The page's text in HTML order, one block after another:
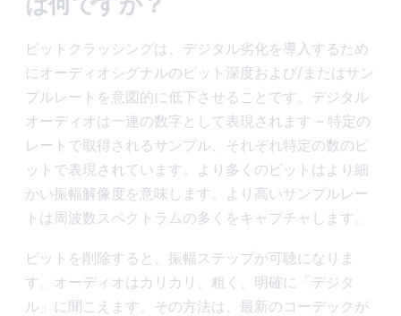
ビットクラッシングは、デジタル劣化を導入するため
にオーディオシグナルのビット深度および/またはサン
プルレートを意図的に低下させることです。デジタル
オーディオは一連の数字として表現されます – 特定の
レートで取得されるサンプル、それぞれ特定の数のビ
ットで表現されています。より多くのビットはより細
かい振幅解像度を意味します。より高いサンプルレー
トは周波数スペクトラムの多くをキャプチャします。
ビットを削除すると、振幅ステップが可聴になりま
す。オーディオはカリカリ、粗く、明確に「デジタ
ル」に聞こえます。その方法は、最新のコーデックが